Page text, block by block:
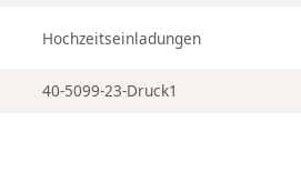
Hochzeitseinladungen
40-5099-23-Druck1